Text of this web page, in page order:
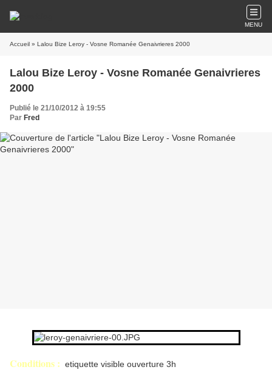
MENU
Accueil » Lalou Bize Leroy - Vosne Romanée Genaivrieres 2000
Lalou Bize Leroy - Vosne Romanée Genaivrieres
2000
Publié le 21/10/2012 à 19:55
Par Fred
Conditions : etiquette visible ouverture 3h